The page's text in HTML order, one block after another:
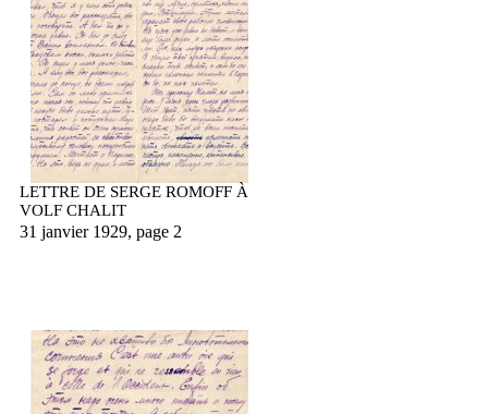
LETTRE DE SERGE ROMOFF À
VOLF CHALIT
31 janvier 1929, page 2